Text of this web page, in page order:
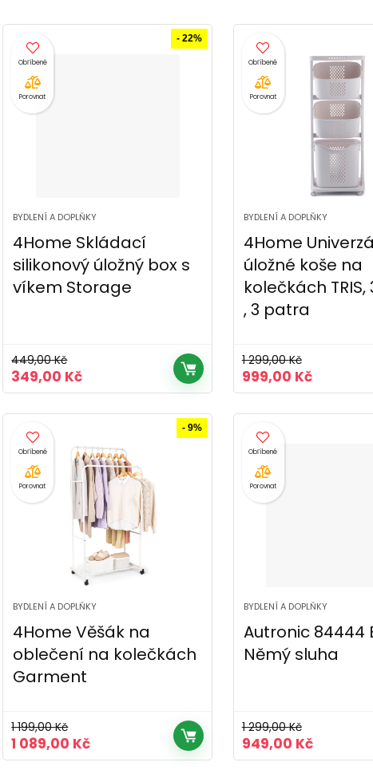
Porovnat
- 22%
BYDLENÍ A DOPLŇKY
4Home Skládací
silikonový úložný box s
víkem Storage
449,00Kč
Původní
cena
349,00 KčAktuální
cena
Porovnat
BYDLENÍ A DOPLŇKY
4Home
úložné koše na
kolečkách
, 3 patra
1 299,00Kč
Původní
cena
299,00 Kč.
999,00 KčAktuální
cena
Porovnat
- 9%
BYDLENÍ A DOPLŇKY
4Home Věšák na
oblečení na kolečkách
Garment
1 199,00Kč
Původní
cena
1 089,00 KčAktuální
cena
Porovnat
BYDLENÍ A DOPLŇKY
Autronic 84444
Němý sluha
1 299,00Kč
Původní
cena
949,00 KčAktuální
cena